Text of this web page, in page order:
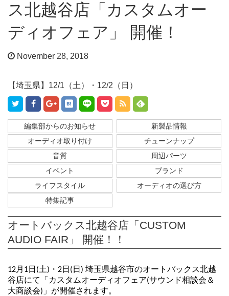
ス北越谷店「カスタムオー
ディオフェア」 開催！
November 28, 2018
【埼玉県】12/1（土）・12/2（日）
編集部からのお知らせ
新製品情報
オーディオ取り付け
チューンナップ
音質
周辺パーツ
イベント
ブランド
ライフスタイル
オーディオの選び方
特集記事
オートバックス北越谷店「CUSTOM
AUDIO FAIR」 開催！！
12月1日(土)・2日(日) 埼玉県越谷市のオートバックス北越
谷店にて「カスタムオーディオフェア(サウンド相談会＆
大商談会)」が開催されます。